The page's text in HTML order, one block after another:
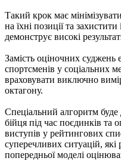
Такий крок має
на їхні позиції та
демонструє високі
Замість оціночних суджень
спортсменів у соціальних
враховувати виключно
октагону.
Спеціальний алгоритм
бійця під час поєдинків та
виступів у рейтингових
суперечливих ситуацій,
попередньої моделі